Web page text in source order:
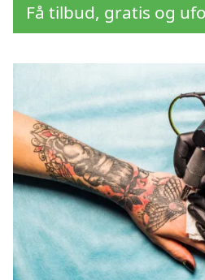
Få tilbud, gratis og